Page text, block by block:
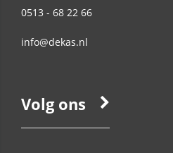
0513 - 68 22 66
info@dekas.nl
Volg ons